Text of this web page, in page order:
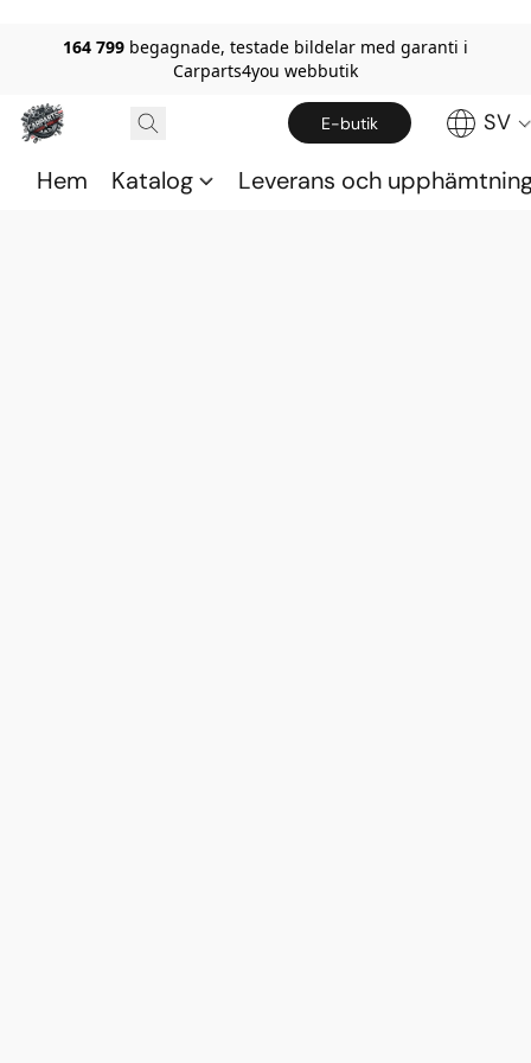
164 799 begagnade, testade bildelar med garanti i
Carparts4you webbutik
E-butik SV
Hem Katalog Leverans och